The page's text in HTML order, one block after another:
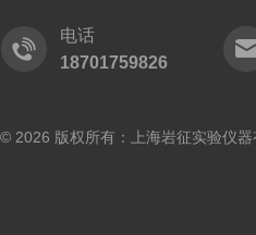
电话
18701759826
© 2026 版权所有：上海岩征实验仪